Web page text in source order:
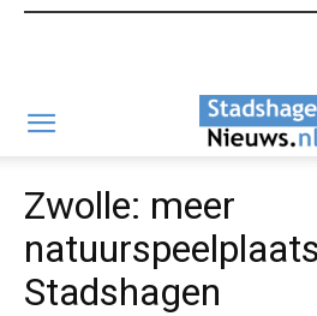
Zwolle: meer
Stadshagen